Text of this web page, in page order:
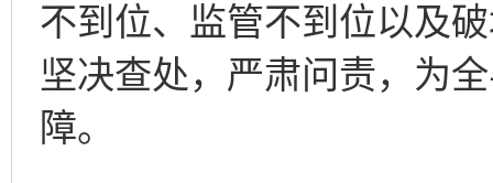
不到位、监管不到位以及
坚决查处，严肃问责，为
障。